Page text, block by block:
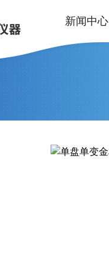
新闻中心